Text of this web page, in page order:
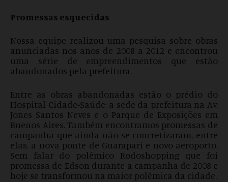
Promessas esquecidas
Nossa equipe realizou uma pesquisa sobre obras
anunciadas nos anos de 2008 a 2012 e encontrou
uma série de empreendimentos que estão
abandonados pela prefeitura.
Entre as obras abandonadas estão o prédio do
Hospital Cidade-Saúde; a sede da prefeitura na Av.
Jones Santos Neves e o Parque de Exposições em
Buenos Aires. Também encontramos promessas de
campanha que ainda não se concretizaram, entre
elas, a nova ponte de Guarapari e novo aeroporto.
Sem falar do polêmico Rodoshopping que foi
promessa de Edson durante a campanha de 2008 e
hoje se transformou na maior polêmica da cidade.